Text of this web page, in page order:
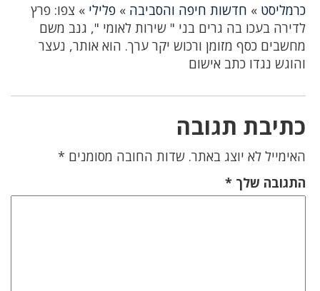
כרמליסט » חדשות חיפה והסביבה » פלילי » צפו: פרץ
לדירה בעכו בה גרים בני " שירות לאומי ", גנב משם
מחשבים כסף מזומן ורכוש יקר ערך. הוא אותר, נעצר
והוגש נגדו כתב אישום
כתיבת תגובה
האימייל לא יוצג באתר. שדות החובה מסומנים *
התגובה שלך *